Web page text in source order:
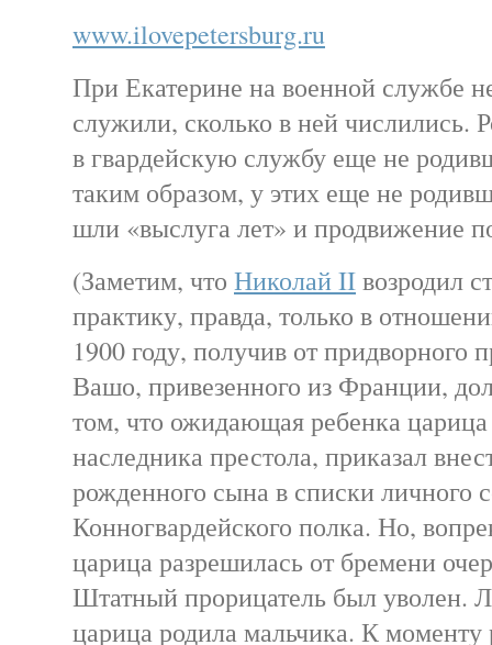
www.ilovepetersburg.ru
При Екатерине на военной службе
служили, сколько в ней числились.
в гвардейскую службу еще не
таким образом, у этих еще не
шли «выслуга лет» и продвижение
(Заметим, что Николай IIвозродил
практику, правда, только в
1900 году, получив от придворного
Вашо, привезенного из Франции,
том, что ожидающая ребенка
наследника престола, приказал
рожденного сына в списки личного
Конногвардейского полка. Но,
царица разрешилась от бремени
Штатный прорицатель был уволен.
царица родила мальчика. К моменту